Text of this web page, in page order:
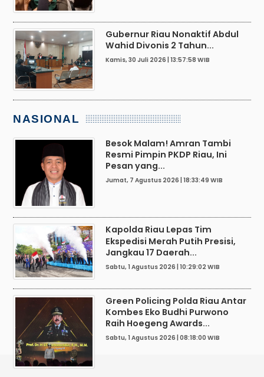
Gubernur Riau Nonaktif Abdul
Wahid Divonis 2 Tahun...
Kamis, 30 Juli 2026 | 13:57:58 WIB
NASIONAL
Besok Malam! Amran Tambi
Resmi Pimpin PKDP Riau, Ini
Pesan yang...
Jumat, 7 Agustus 2026 | 18:33:49 WIB
Kapolda Riau Lepas Tim
Ekspedisi Merah Putih Presisi,
Jangkau 17 Daerah...
Sabtu, 1 Agustus 2026 | 10:29:02 WIB
Green Policing Polda Riau Antar
Kombes Eko Budhi Purwono
Raih Hoegeng Awards...
Sabtu, 1 Agustus 2026 | 08:18:00 WIB